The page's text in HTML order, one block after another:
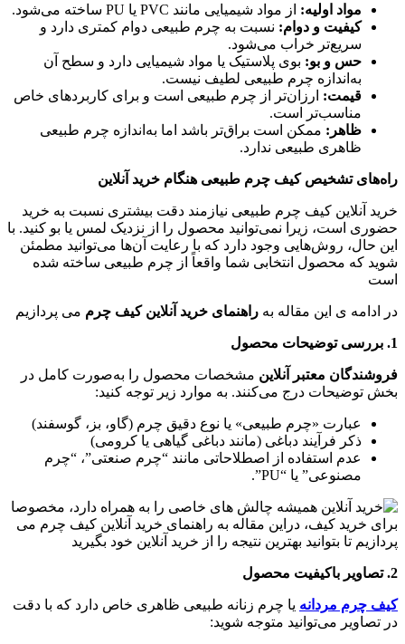
مواد اولیه: از مواد شیمیایی مانند PVC یا PU ساخته می‌شود.
کیفیت و دوام: نسبت به چرم طبیعی دوام کمتری دارد و
سریع‌تر خراب می‌شود.
حس و بو: بوی پلاستیک یا مواد شیمیایی دارد و سطح آن
به‌اندازه چرم طبیعی لطیف نیست.
قیمت: ارزان‌تر از چرم طبیعی است و برای کاربردهای خاص
مناسب‌تر است.
ظاهر : ممکن است براق‌تر باشد اما به‌اندازه چرم طبیعی
ظاهری طبیعی ندارد.
راه‌های تشخیص کیف چرم طبیعی هنگام خرید آنلاین
خرید آنلاین کیف چرم طبیعی نیازمند دقت بیشتری نسبت به خرید
حضوری است، زیرا نمی‌توانید محصول را از نزدیک لمس یا بو کنید. با
این حال، روش‌هایی وجود دارد که با رعایت آن‌ها می‌توانید مطمئن
شوید که محصول انتخابی شما واقعاً از چرم طبیعی ساخته شده
است
در ادامه ی این مقاله به راهنمای خرید آنلاین کیف چرم می پردازیم
1. بررسی توضیحات محصول
فروشندگان معتبر آنلاین مشخصات محصول را به‌صورت کامل در
بخش توضیحات درج می‌کنند. به موارد زیر توجه کنید:
عبارت «چرم طبیعی» یا نوع دقیق چرم (گاو، بز، گوسفند)
ذکر فرآیند دباغی (مانند دباغی گیاهی یا کرومی)
عدم استفاده از اصطلاحاتی مانند “چرم صنعتی”، “چرم
مصنوعی” یا “PU”.
2. تصاویر باکیفیت محصول
کیف چرم مردانه یا چرم زنانه طبیعی ظاهری خاص دارد که با دقت
در تصاویر می‌توانید متوجه شوید: